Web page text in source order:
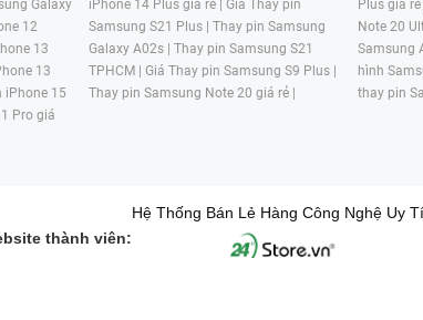
Galaxy
12
13
13
iPhone 15
Pro giá
iPhone 14 Plus giá rẻ | Giá Thay pin
Samsung S21 Plus | Thay pin Samsung
Galaxy A02s | Thay pin Samsung S21
TPHCM | Giá Thay pin Samsung S9 Plus |
Thay pin Samsung Note 20 giá rẻ |
Plus giá rẻ
Note 20
Samsung
hình
thay pin
thành viên:
Hệ Thống Bán Lẻ Hàng Công Nghệ Uy